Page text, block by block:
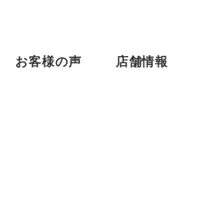
お客様の声 店舗情報